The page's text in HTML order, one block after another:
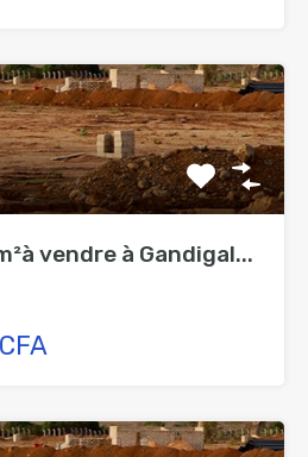
vendre à Gandigal...